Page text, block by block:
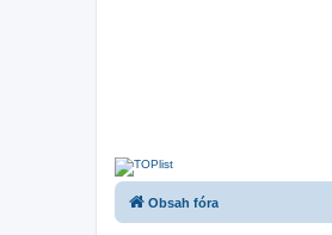
Obsah fóra